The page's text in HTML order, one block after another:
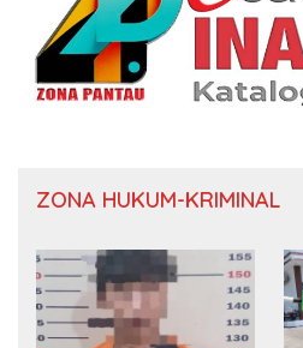
ZONA HUKUM-KRIMINAL